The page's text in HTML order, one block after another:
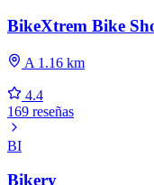
BikeXtrem Bike
A 1.16 km
4.4
169 reseñas
BI
Bikery